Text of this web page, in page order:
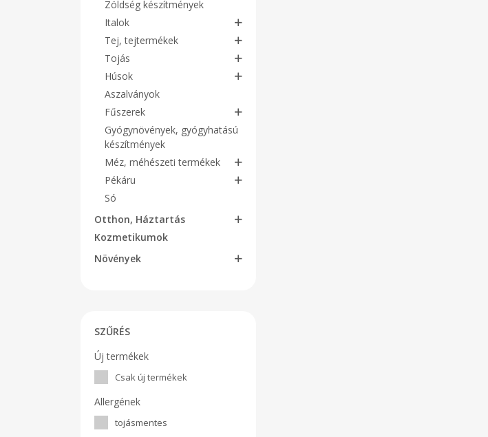
Zöldség készítmények
Italok
Tej, tejtermékek
Tojás
Húsok
Aszalványok
Fűszerek
Gyógynövények, gyógyhatású
készítmények
Méz, méhészeti termékek
Pékáru
Só
Otthon, Háztartás
Kozmetikumok
Növények
SZŰRÉS
Új termékek
Csak új termékek
Allergének
tojásmentes